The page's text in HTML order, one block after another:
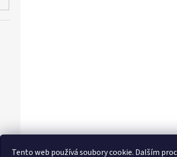
Tento web používá soubory cookie. Dalším